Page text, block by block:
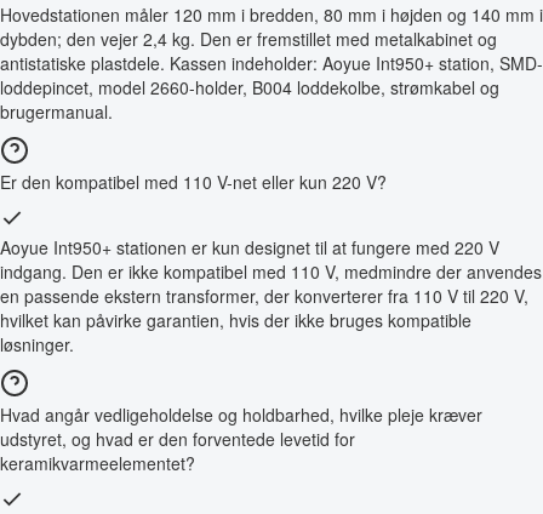
Hovedstationen måler 120 mm i bredden, 80 mm i højden og 140 mm i
dybden; den vejer 2,4 kg. Den er fremstillet med metalkabinet og
antistatiske plastdele. Kassen indeholder: Aoyue Int950+ station, SMD-
loddepincet, model 2660-holder, B004 loddekolbe, strømkabel og
brugermanual.
Er den kompatibel med 110 V-net eller kun 220 V?
Aoyue Int950+ stationen er kun designet til at fungere med 220 V
indgang. Den er ikke kompatibel med 110 V, medmindre der anvendes
en passende ekstern transformer, der konverterer fra 110 V til 220 V,
hvilket kan påvirke garantien, hvis der ikke bruges kompatible
løsninger.
Hvad angår vedligeholdelse og holdbarhed, hvilke pleje kræver
udstyret, og hvad er den forventede levetid for
keramikvarmeelementet?